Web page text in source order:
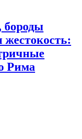
бороды
жестокость:
Рима